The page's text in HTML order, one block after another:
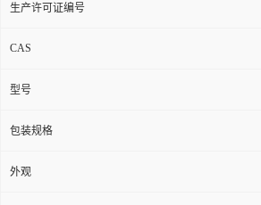
生产许可证编号
CAS
型号
包装规格
外观